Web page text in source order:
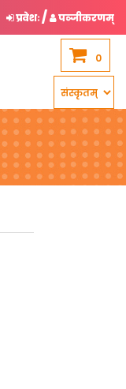
प्रवेशः/ पञ्जीकरणम्
0